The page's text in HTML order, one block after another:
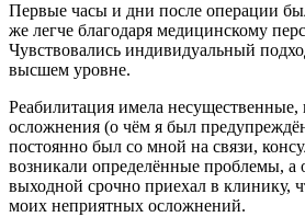
Первые часы и дни после операции
же легче благодаря медицинскому
Чувствовались индивидуальный
высшем уровне.
Реабилитация имела
осложнения (о чём я был
постоянно был со мной на связи,
возникали определённые проблемы,
выходной срочно приехал в клинику,
моих неприятных осложнений.